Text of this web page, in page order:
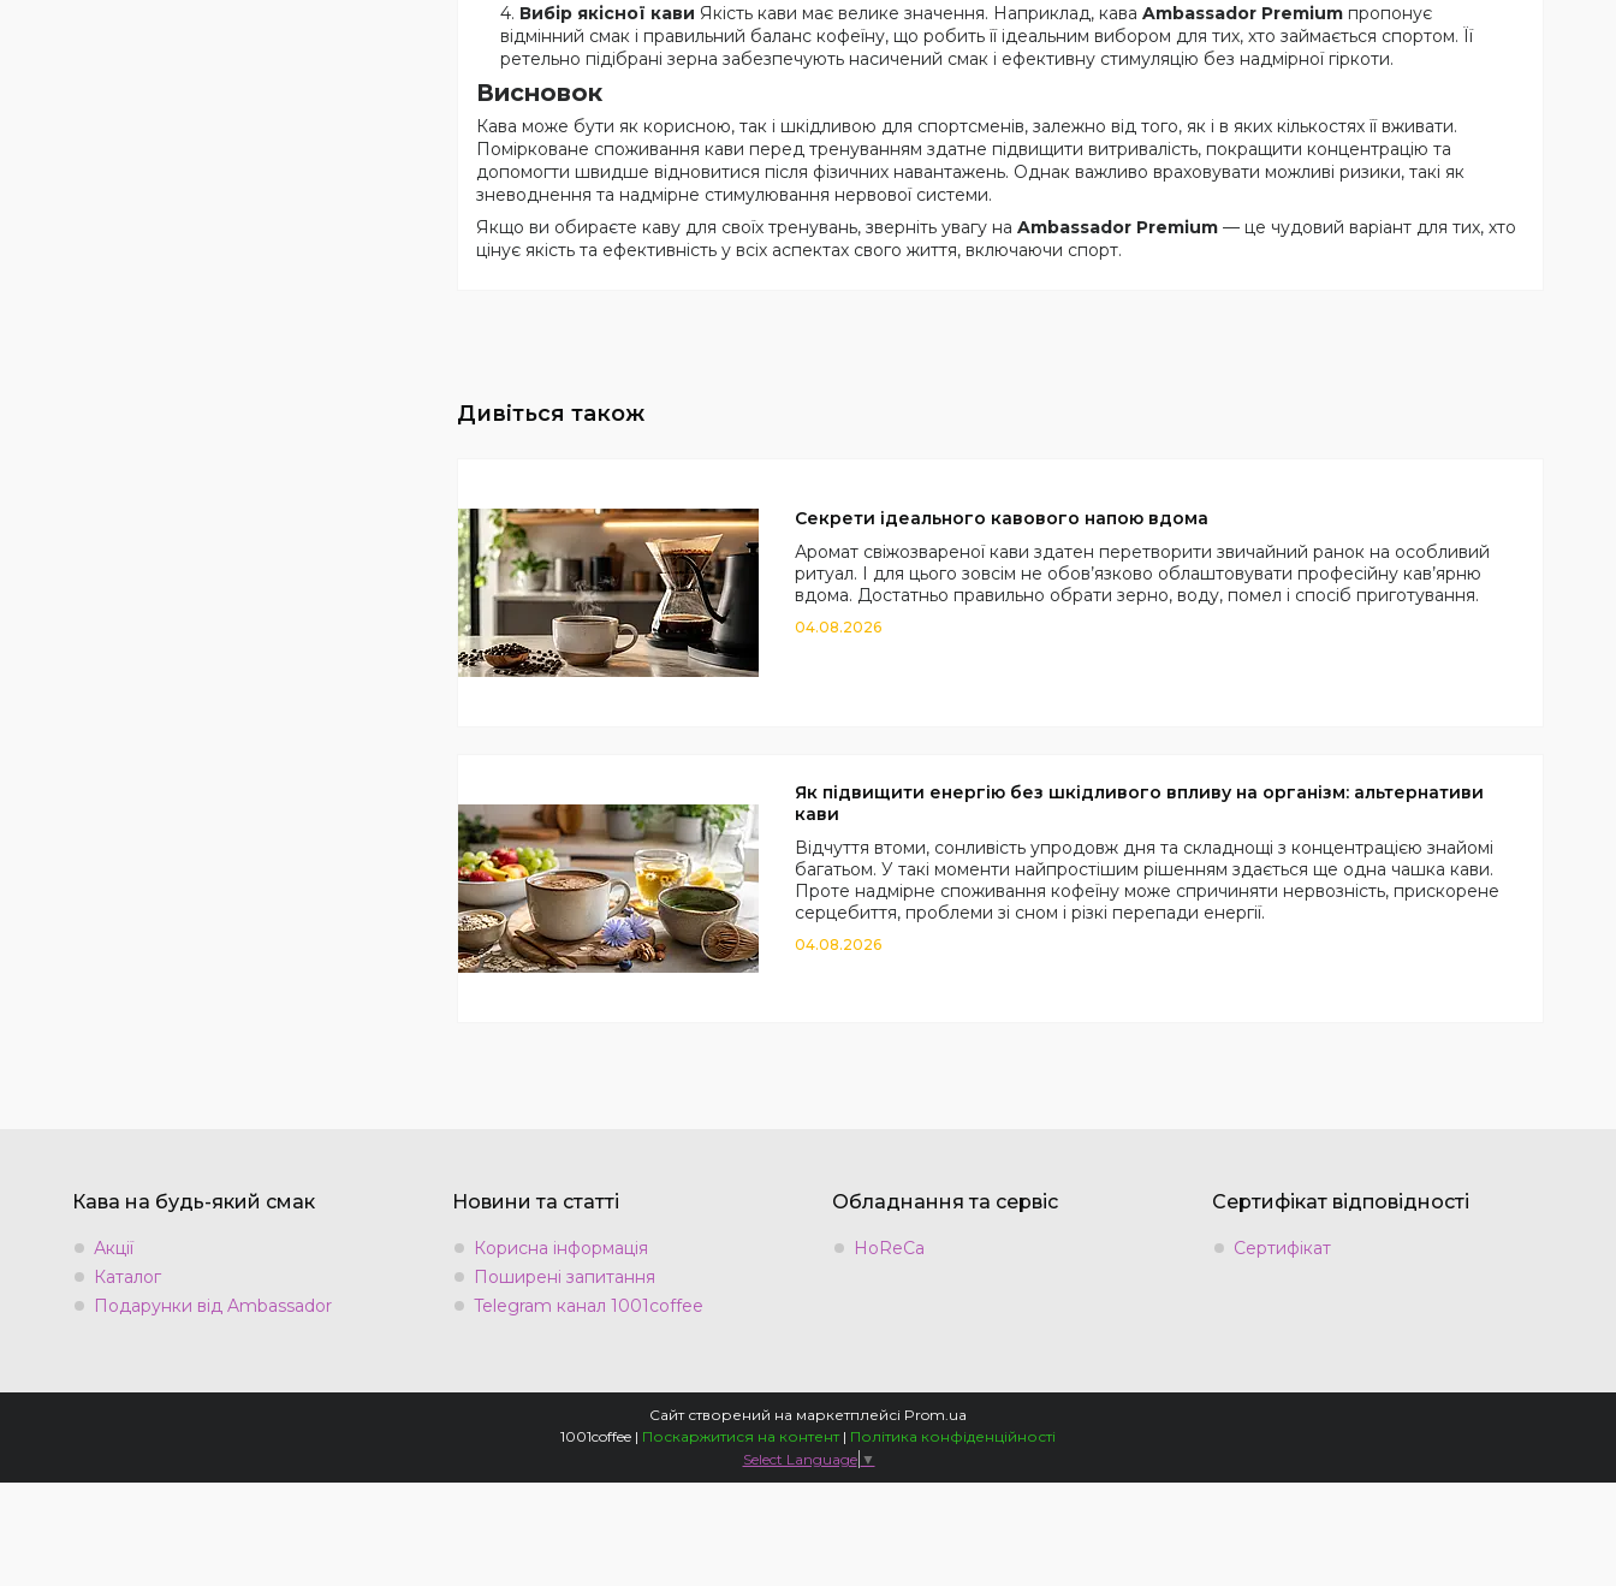
Вибір якісної кави Якість кави має велике значення. Наприклад, кава Ambassador Premium пропонує
відмінний смак і правильний баланс кофеїну, що робить її ідеальним вибором для тих, хто займається спортом. Її
ретельно підібрані зерна забезпечують насичений смак і ефективну стимуляцію без надмірної гіркоти.
Висновок
Кава може бути як корисною, так і шкідливою для спортсменів, залежно від того, як і в яких кількостях її вживати.
Помірковане споживання кави перед тренуванням здатне підвищити витривалість, покращити концентрацію та
допомогти швидше відновитися після фізичних навантажень. Однак важливо враховувати можливі ризики, такі як
зневоднення та надмірне стимулювання нервової системи.
Якщо ви обираєте каву для своїх тренувань, зверніть увагу на Ambassador Premium — це чудовий варіант для тих, хто
цінує якість та ефективність у всіх аспектах свого життя, включаючи спорт.
Секрети ідеального кавового напою вдома
Аромат свіжозвареної кави здатен перетворити звичайний ранок на особливий
ритуал. І для цього зовсім не обов’язково облаштовувати професійну кав’ярню
вдома. Достатньо правильно обрати зерно, воду, помел і спосіб приготування.
04.08.2026
Як підвищити енергію без шкідливого впливу на організм: альтернативи
кави
Відчуття втоми, сонливість упродовж дня та складнощі з концентрацією знайомі
багатьом. У такі моменти найпростішим рішенням здається ще одна чашка кави.
Проте надмірне споживання кофеїну може спричиняти нервозність, прискорене
серцебиття, проблеми зі сном і різкі перепади енергії.
04.08.2026
Кава на будь-який смак
Акції
Каталог
Подарунки від Ambassador
Новини та статті
Корисна інформація
Поширені запитання
Telegram канал 1001coffee
Обладнання та сервіс
HoReCa
Сертифікат відповідності
Сертифікат
Сайт створений на маркетплейсі Prom.ua
1001coffee | Поскаржитися на контент | Політика конфіденційності
Select Language ▼